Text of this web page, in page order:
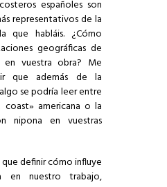
españoles son
representativos de la
que habláis. ¿Cómo
geográficas de
en vuestra obra? Me
que además de la
se podría leer entre
americana o la
nipona en vuestras
definir cómo influye
en nuestro trabajo,